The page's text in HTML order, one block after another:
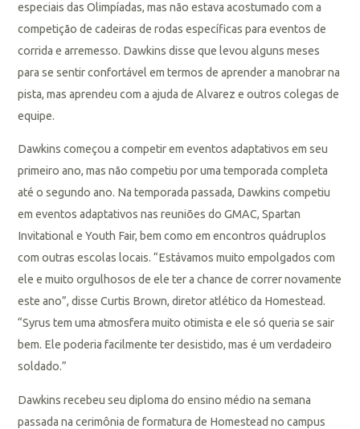
especiais das Olimpíadas, mas não estava acostumado com a
competição de cadeiras de rodas específicas para eventos de
corrida e arremesso. Dawkins disse que levou alguns meses
para se sentir confortável em termos de aprender a manobrar na
pista, mas aprendeu com a ajuda de Alvarez e outros colegas de
equipe.
Dawkins começou a competir em eventos adaptativos em seu
primeiro ano, mas não competiu por uma temporada completa
até o segundo ano. Na temporada passada, Dawkins competiu
em eventos adaptativos nas reuniões do GMAC, Spartan
Invitational e Youth Fair, bem como em encontros quádruplos
com outras escolas locais. “Estávamos muito empolgados com
ele e muito orgulhosos de ele ter a chance de correr novamente
este ano”, disse Curtis Brown, diretor atlético da Homestead.
“Syrus tem uma atmosfera muito otimista e ele só queria se sair
bem. Ele poderia facilmente ter desistido, mas é um verdadeiro
soldado.”
Dawkins recebeu seu diploma do ensino médio na semana
passada na cerimônia de formatura de Homestead no campus